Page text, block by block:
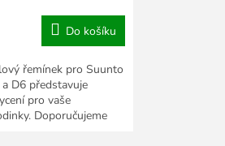
Do košíku
řemínek pro Suunto
D6 představuje
pro vaše
Doporučujeme